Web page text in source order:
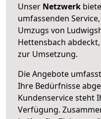
Unser Netzwerk
umfassenden
Umzugs von
Hettensbach
zur Umsetzung.
Die Angebote
Ihre Bedürfnisse
Kundenservice steht
Verfügung.